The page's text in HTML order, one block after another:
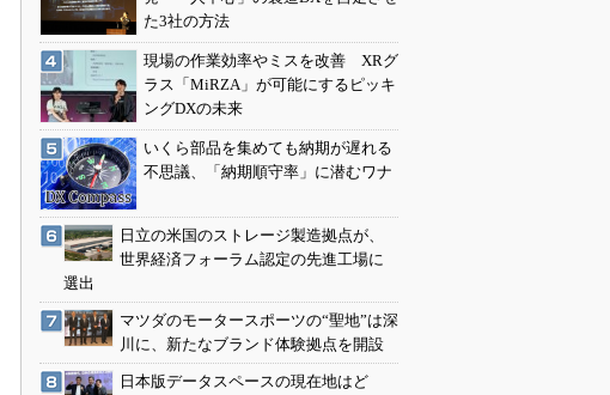
た3社の方法
現場の作業効率やミスを改善 XRグ
ラス「MiRZA」が可能にするピッキ
ングDXの未来
いくら部品を集めても納期が遅れる
不思議、「納期順守率」に潜むワナ
日立の米国のストレージ製造拠点が、
世界経済フォーラム認定の先進工場に
選出
マツダのモータースポーツの“聖地”は深
川に、新たなブランド体験拠点を開設
日本版データスペースの現在地はど